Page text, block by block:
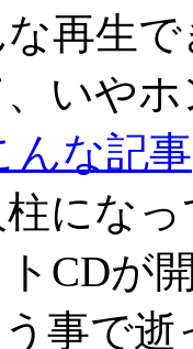
再生
いや
んな記事
にな
CDが
事で